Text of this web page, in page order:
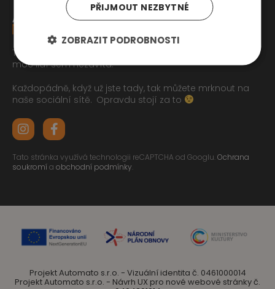
Tak jste se pročetli až sem dolu jo? To zasluhuje respekt,
moc lidí sem nezavítá.
Každopádně, když už jste tady, tak můžete mrknout na
naše sociální sítě. Opravdu stojí za to
Tato stránka využívá technologii reCAPTCHA od Googlu.Ochrana
soukromía obchodní podmínky.
Projekt Automato s.r.o. - Vizuální identita č. 0461000014
Projekt Automato s.r.o. - Návrh UX pro nové webové stránky č.
PŘIJMOUT NEZBYTNÉ
ZOBRAZIT PODROBNOSTI